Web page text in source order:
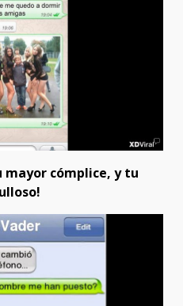
mayor cómplice, y tu